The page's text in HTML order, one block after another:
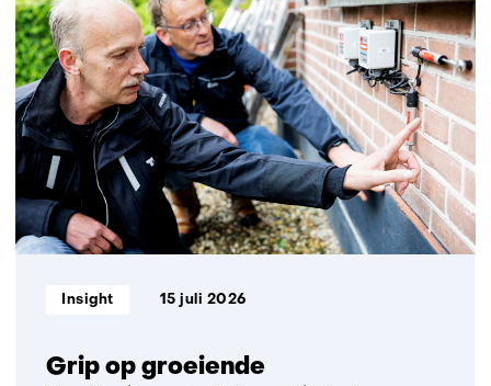
contact
met
ons
op)
32
resultaten,
getoond
1
t/m
5
Grip op groeiende
Informatietype:
Insight 15 juli 2026